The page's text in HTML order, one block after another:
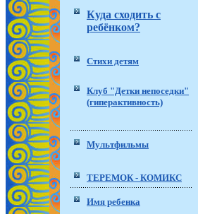
Куда сходить с
ребёнком?
Стихи детям
Клуб "Детки непоседки"
(гиперактивность)
Мультфильмы
ТЕРЕМОК - КОМИКС
Имя ребенка